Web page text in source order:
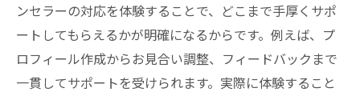
ンセラーの対応を体験することで、どこまで手厚くサポ
ートしてもらえるかが明確になるからです。例えば、プ
ロフィール作成からお見合い調整、フィードバックまで
一貫してサポートを受けられます。実際に体験すること